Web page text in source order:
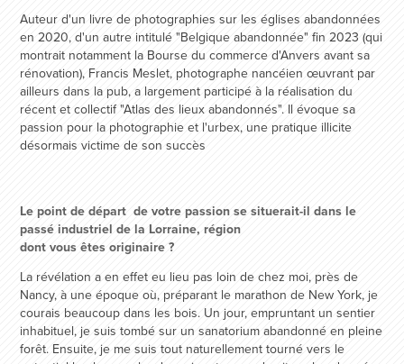
Auteur d'un livre de photographies sur les églises abandonnées
en 2020, d'un autre intitulé "Belgique abandonnée" fin 2023 (qui
montrait notamment la Bourse du commerce d'Anvers avant sa
rénovation), Francis Meslet, photographe nancéien œuvrant par
ailleurs dans la pub, a largement participé à la réalisation du
récent et collectif "Atlas des lieux abandonnés". Il évoque sa
passion pour la photographie et l'urbex, une pratique illicite
désormais victime de son succès
Le point de départ de votre passion se situerait-il dans le
passé industriel de la Lorraine, région
dont vous êtes originaire ?
La révélation a en effet eu lieu pas loin de chez moi, près de
Nancy, à une époque où, préparant le marathon de New York, je
courais beaucoup dans les bois. Un jour, empruntant un sentier
inhabituel, je suis tombé sur un sanatorium abandonné en pleine
forêt. Ensuite, je me suis tout naturellement tourné vers le